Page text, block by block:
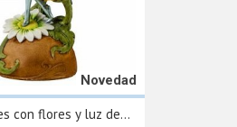
Novedad
con flores y luz de...